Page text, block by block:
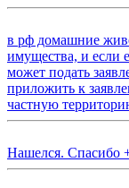
в рф домашние
имущества, и если
может подать
приложить к
частную
Нашелся. Спасибо